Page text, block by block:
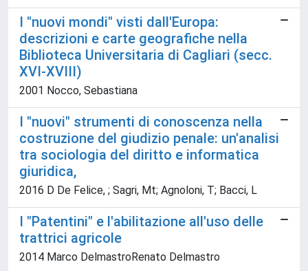
I "nuovi mondi" visti dall'Europa:
descrizioni e carte geografiche nella
Biblioteca Universitaria di Cagliari (secc.
XVI-XVIII)
2001 Nocco, Sebastiana
I "nuovi" strumenti di conoscenza nella
costruzione del giudizio penale: un'analisi
tra sociologia del diritto e informatica
giuridica,
2016 D De Felice, ; Sagri, Mt; Agnoloni, T; Bacci, L
I "Patentini" e l'abilitazione all'uso delle
trattrici agricole
2014 Marco DelmastroRenato Delmastro